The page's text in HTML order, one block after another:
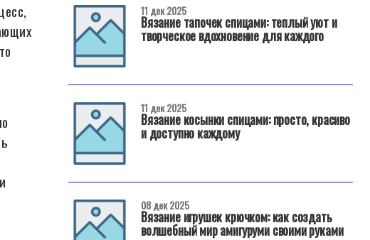
Вязание тапочек спицами: теплый уют и
творческое вдохновение для каждого
11 дек 2025
Вязание косынки спицами: просто, красиво
и доступно каждому
11 дек 2025
Вязание игрушек крючком: как создать
волшебный мир амигуруми своими руками
08 дек 2025